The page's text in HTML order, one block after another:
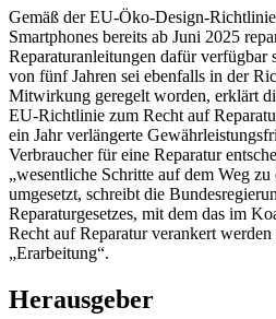
Gemäß der EU-Öko-Design-Richtlinie
Smartphones bereits ab Juni 2025
Reparaturanleitungen dafür verfügbar
von fünf Jahren sei ebenfalls in der
Mitwirkung geregelt worden, erklärt
EU-Richtlinie zum Recht auf
ein Jahr verlängerte
Verbraucher für eine Reparatur
„wesentliche Schritte auf dem Weg
umgesetzt, schreibt die
Reparaturgesetzes, mit dem das im
Recht auf Reparatur verankert
„Erarbeitung“.
Herausgeber